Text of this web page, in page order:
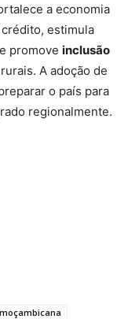
a economia
estimula
promove inclusão
A adoção de
o país para
regionalmente.